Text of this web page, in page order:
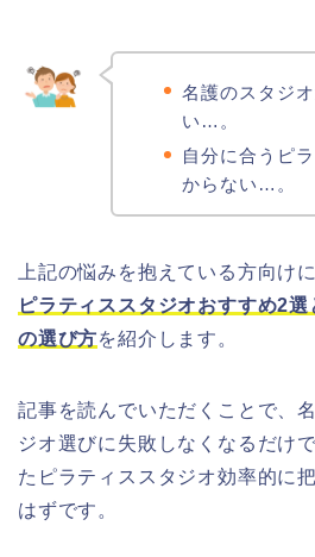
名護のスタジ
い…。
自分に合うピ
からない…。
上記の悩みを抱えている方向け
ピラティススタジオおすすめ2
の選び方を紹介します。
記事を読んでいただくことで、
ジオ選びに失敗しなくなるだけ
たピラティススタジオ効率的に
はずです。